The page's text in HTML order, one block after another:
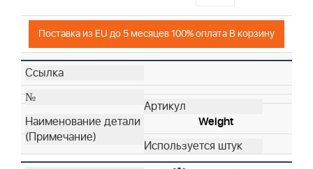
Поставка из EU до 5 месяцев 100% оплата В корзину
Weight